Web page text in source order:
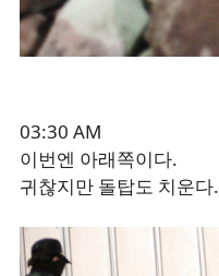
03:30 AM
이번엔 아래쪽이다.
귀찮지만 돌탑도 치운다.